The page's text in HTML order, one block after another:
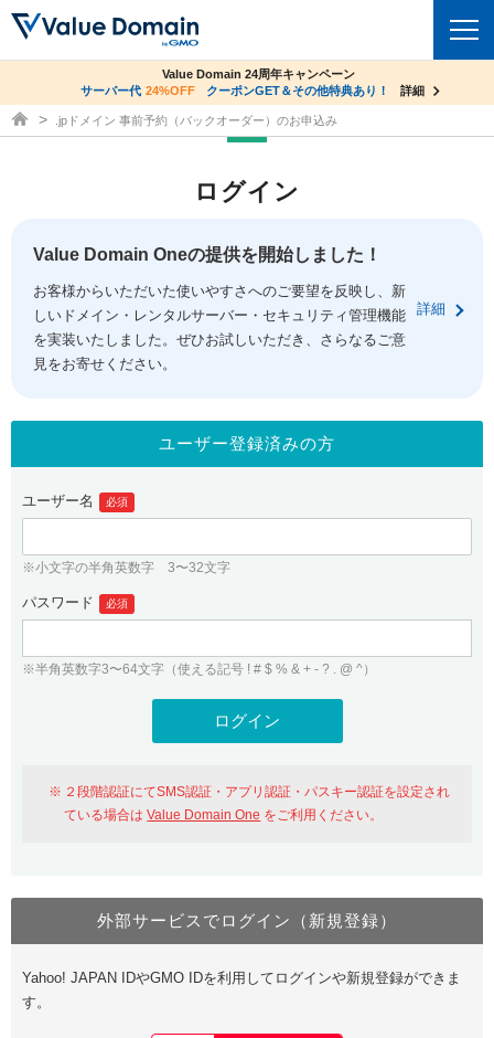
ドメイントップ
ドメイン移管
ドメイン価格一覧
ドメイン一括検索
.jpドメインオークション
gTLDオークション NEW!
.jpドメインバックオーダー
プレミアムドメイン
人気ドメインの種類
WHOIS検索
コアサーバー
バリューサーバー
XREA
セキュリティトップ
Value Domain ネットde診断
SSL証明書
サービストップ
お得意様割引
紹介制度
バリュードメインAPI
ドメイン・ホスティングOEM
facebook
ログイン
従来のバリュードメインをご利用希望の方
Value Domainにログイン
おすすめ One レンタルサーバーを含む最新の機能を使う方
Value Domain Oneにログイン
ユーザー登録
Value Domain Oneアカウント作成
co.jpドメイン✕コアサーバーV2ビジネス応援キャンペーン
サーバー料金1年間無料
詳細
Value Domain 24周年キャンペーン
サーバー代 24%OFF クーポンGET＆その他特典あり！ 詳細
ドメイン取得ならバリュードメイン
.jpドメイン 事前予約（バックオーダー）のお申込み
ログイン
Value Domain Oneの提供を開始しました！
お客様からいただいた使いやすさへのご要望を反映し、新
しいドメイン・レンタルサーバー・セキュリティ管理機能
を実装いたしました。ぜひお試しいただき、さらなるご意
見をお寄せください。
詳細
ユーザー登録済みの方
ユーザー名 必須
※小文字の半角英数字 3〜32文字
パスワード 必須
※半角英数字3〜64文字（使える記号 ! # $ % & + - ? . @ ^）
２段階認証にてSMS認証・アプリ認証・パスキー認証を設定され
ている場合はValue Domain One をご利用ください。
外部サービスでログイン（新規登録）
Yahoo! JAPAN IDやGMO IDを利用してログインや新規登録ができま
す。